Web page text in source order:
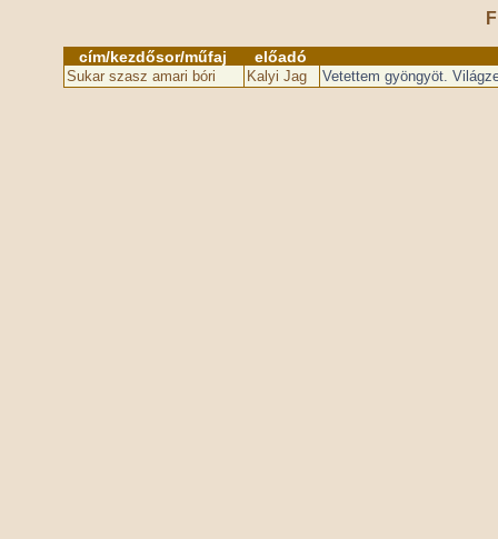
cím/kezdősor/műfaj előadó
Sukar szasz amari bóri Kalyi Jag Vetettem gyöngyöt.